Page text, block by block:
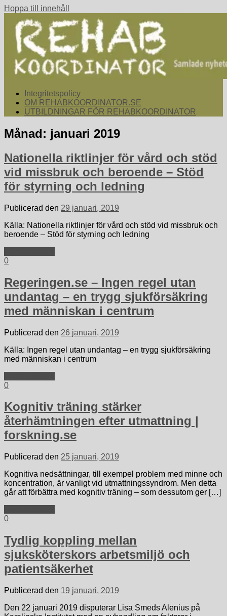
Hoppa till innehåll
rehabkoordinator.se
Samlade nyheter för dig som arbetar med att koordinera och
samordna rehabiliterande åtgärder för återgång i arbete.
Integritetspolicy
OM REHABKOORDINATOR.SE
UTBILDNINGAR FÖR REHABKOORDINATOR
Månad: januari 2019
Nationella riktlinjer för vård och stöd
vid missbruk och beroende – Stöd
för styrning och ledning
Publicerad den 29 januari, 2019
Källa: Nationella riktlinjer för vård och stöd vid missbruk och
beroende – Stöd för styrning och ledning
0
Regeringen.se – Ingen regel utan
undantag – en trygg sjukförsäkring
med människan i centrum
Publicerad den 26 januari, 2019
Källa: Ingen regel utan undantag – en trygg sjukförsäkring
med människan i centrum
0
Kognitiv träning stärker
återhämtningen efter utmattning |
forskning.se
Publicerad den 25 januari, 2019
Kognitiva nedsättningar, till exempel problem med minne och
koncentration, är vanligt vid utmattningssyndrom. Men detta
går att förbättra med kognitiv träning – som dessutom ger […]
0
Tydlig koppling mellan
sjuksköterskors arbetsmiljö och
patientsäkerhet
Publicerad den 19 januari, 2019
Den 22 januari 2019 disputerar Lisa Smeds Alenius på